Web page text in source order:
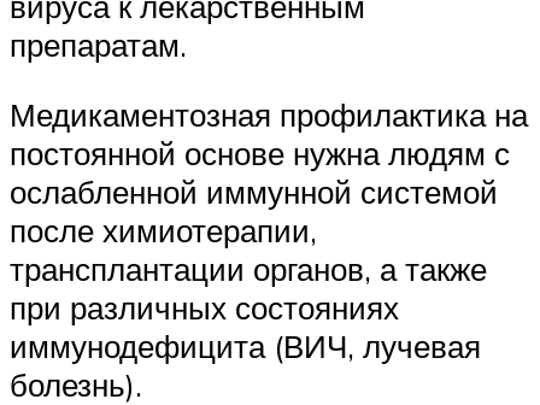
препаратам.
Медикаментозная профилактика на
постоянной основе нужна людям с
ослабленной иммунной системой
после химиотерапии,
трансплантации органов, а также
при различных состояниях
иммунодефицита (ВИЧ, лучевая
болезнь).